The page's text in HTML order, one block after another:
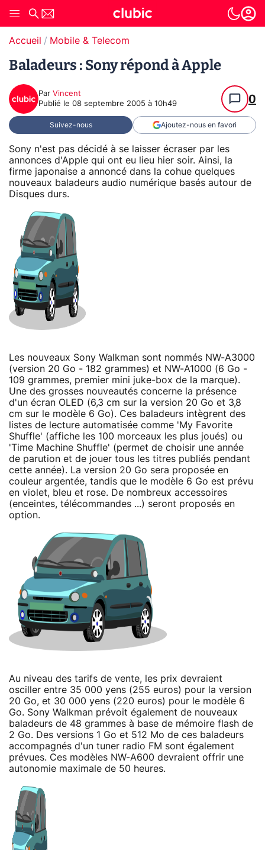
Accueil Mobile & Telecom
Baladeurs : Sony répond à Apple
Par Vincent
Publié le 08 septembre 2005 à 10h49 0
Suivez-nous Ajoutez-nous en favori
Sony n'est pas décidé à se laisser écraser par les
annonces d'Apple qui ont eu lieu hier soir. Ainsi, la
firme japonaise a annoncé dans la cohue quelques
nouveaux baladeurs audio numérique basés autour de
Disques durs.
Les nouveaux Sony Walkman sont nommés NW-A3000
(version 20 Go - 182 grammes) et NW-A1000 (6 Go -
109 grammes, premier mini juke-box de la marque).
Une des grosses nouveautés concerne la présence
d'un écran OLED (6,3 cm sur la version 20 Go et 3,8
cm sur le modèle 6 Go). Ces baladeurs intègrent des
listes de lecture automatisée comme 'My Favorite
Shuffle' (affiche les 100 morceaux les plus joués) ou
'Time Machine Shuffle' (permet de choisir une année
de parution et de jouer tous les titres publiés pendant
cette année). La version 20 Go sera proposée en
couleur argentée, tandis que le modèle 6 Go est prévu
en violet, bleu et rose. De nombreux accessoires
(enceintes, télécommandes ...) seront proposés en
option.
Au niveau des tarifs de vente, les prix devraient
osciller entre 35 000 yens (255 euros) pour la version
20 Go, et 30 000 yens (220 euros) pour le modèle 6
Go. Sony Walkman prévoit également de nouveaux
baladeurs de 48 grammes à base de mémoire flash de
2 Go. Des versions 1 Go et 512 Mo de ces baladeurs
accompagnés d'un tuner radio FM sont également
prévues. Ces modèles NW-A600 devraient offrir une
autonomie maximale de 50 heures.